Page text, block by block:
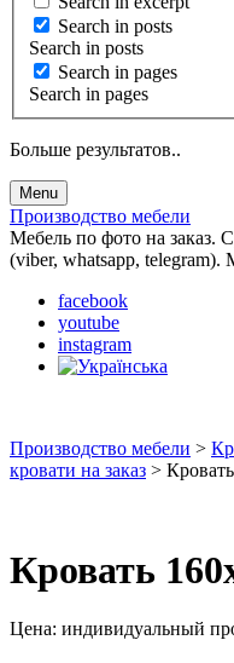
Search in posts
Search in posts
Search in pages
Search in pages
Больше результатов..
Menu
Производство мебели
Мебель по фото на заказ.
(viber, whatsapp,
facebook
youtube
instagram
Производство мебели >
кровати на заказ >
Кровать
Цена: индивидуальный